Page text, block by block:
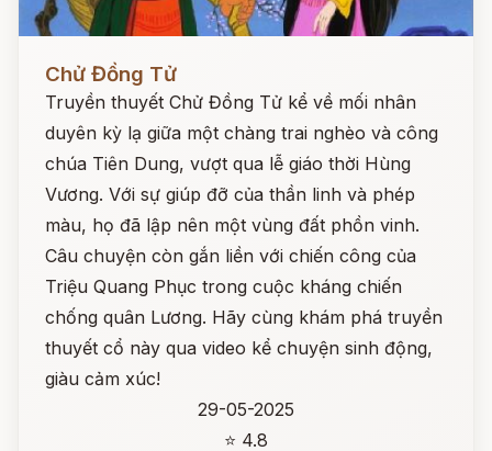
Chử Đồng Tử
Truyền thuyết Chử Đồng Tử kể về mối nhân
duyên kỳ lạ giữa một chàng trai nghèo và công
chúa Tiên Dung, vượt qua lễ giáo thời Hùng
Vương. Với sự giúp đỡ của thần linh và phép
màu, họ đã lập nên một vùng đất phồn vinh.
Câu chuyện còn gắn liền với chiến công của
Triệu Quang Phục trong cuộc kháng chiến
chống quân Lương. Hãy cùng khám phá truyền
thuyết cổ này qua video kể chuyện sinh động,
giàu cảm xúc!
29-05-2025
⭐ 4.8